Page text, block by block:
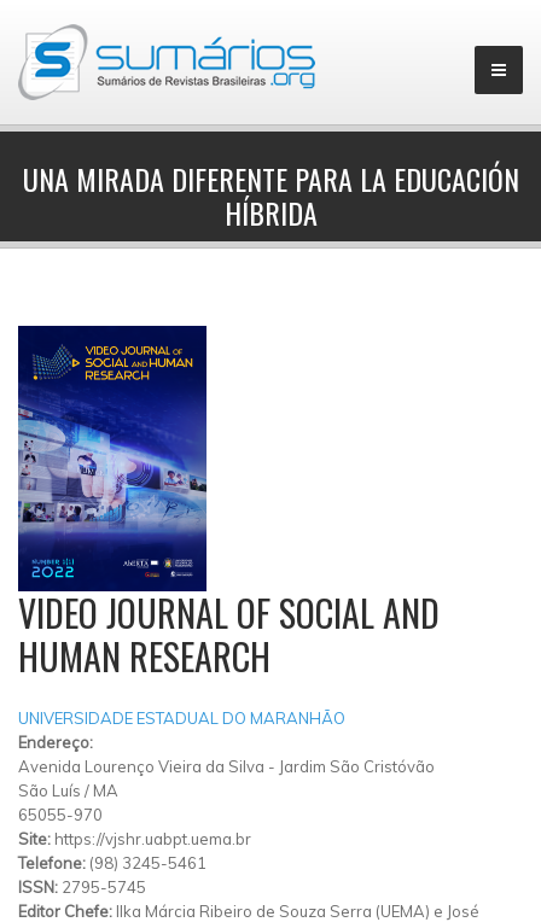
UNA MIRADA DIFERENTE PARA LA EDUCACIÓN
HÍBRIDA
VIDEO JOURNAL OF SOCIAL AND
HUMAN RESEARCH
UNIVERSIDADE ESTADUAL DO MARANHÃO
Endereço:
Avenida Lourenço Vieira da Silva - Jardim São Cristóvão
São Luís / MA
65055-970
Site: https://vjshr.uabpt.uema.br
Telefone: (98) 3245-5461
ISSN: 2795-5745
Editor Chefe: Ilka Márcia Ribeiro de Souza Serra (UEMA) e José